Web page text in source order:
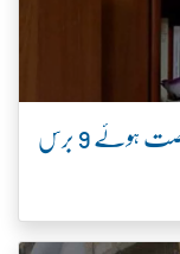
پاکستان کی مدر ٹریسا ڈاکٹر رتھ فاؤ کو دنیا سے رخصت ہوئے 9 برس